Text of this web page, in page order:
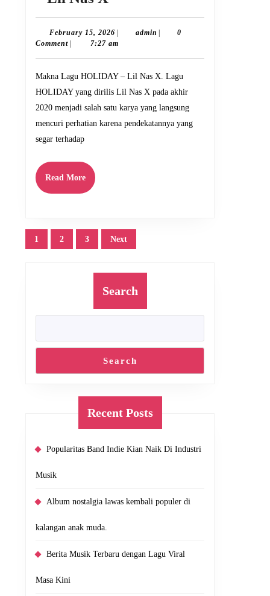
Lagu
HOLIDAY
Lil
Nas
X
February 15, 2026 February
15,
admin admin0
Comment
7:27 am
Makna Lagu HOLIDAY – Lil Nas X. Lagu
HOLIDAY yang dirilis Lil Nas X pada akhir
2020 menjadi salah satu karya yang langsung
mencuri perhatian karena pendekatannya yang
segar terhadap
Read MoreRead
More
Posts
pagination
1 2 3 Next
Search
Search
Recent Posts
Popularitas Band Indie Kian Naik Di Industri
Musik
Album nostalgia lawas kembali populer di
kalangan anak muda.
Berita Musik Terbaru dengan Lagu Viral
Masa Kini